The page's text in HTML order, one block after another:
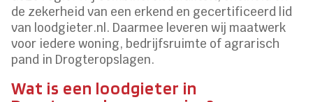
de zekerheid van een erkend en gecertificeerd lid
van loodgieter.nl. Daarmee leveren wij maatwerk
voor iedere woning, bedrijfsruimte of agrarisch
pand in Drogteropslagen.
Wat is een loodgieter in